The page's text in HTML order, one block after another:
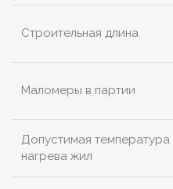
Строительная длина
Маломеры в партии
Допустимая температура
нагрева жил